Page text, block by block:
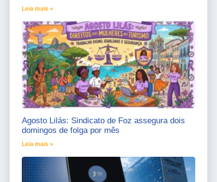
Leia mais »
Agosto Lilás: Sindicato de Foz assegura dois
domingos de folga por mês
Leia mais »